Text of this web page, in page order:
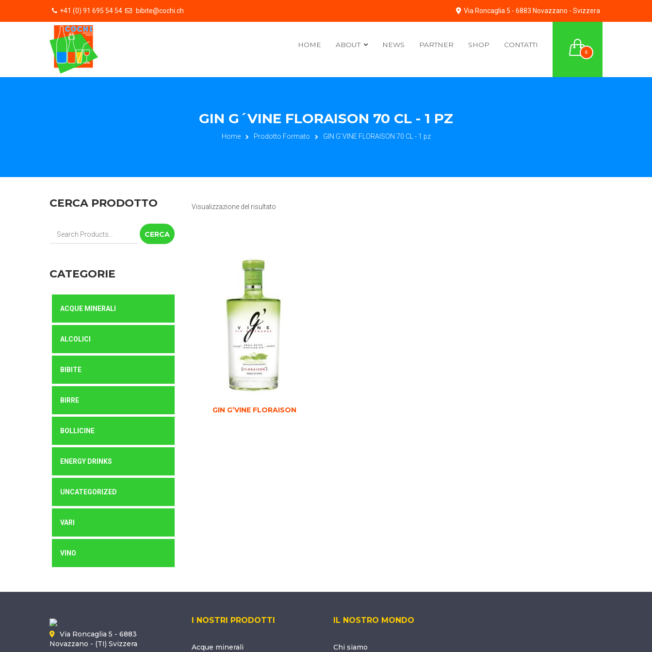
+41 (0) 91 695 54 54 bibite@cochi.ch Via Roncaglia 5 - 6883 Novazzano - Svizzera
0
HOME ABOUT NEWS PARTNER SHOP CONTATTI
GIN G´VINE FLORAISON 70 CL - 1 PZ
Home Prodotto Formato GIN G´VINE FLORAISON 70 CL - 1 pz
Visualizzazione del risultato
GIN G’VINE FLORAISON
CERCA PRODOTTO
Cerca:
CATEGORIE
ACQUE MINERALI
ALCOLICI
BIBITE
BIRRE
BOLLICINE
ENERGY DRINKS
UNCATEGORIZED
VARI
VINO
Via Roncaglia 5 - 6883
Novazzano - (TI) Svizzera
I NOSTRI PRODOTTI
Acque minerali
IL NOSTRO MONDO
Chi siamo